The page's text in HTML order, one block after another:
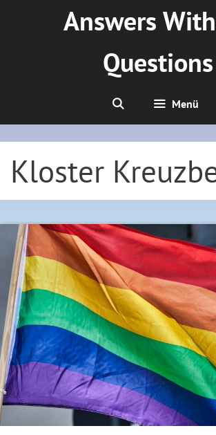
Answers
Questions
Menü
Kloster